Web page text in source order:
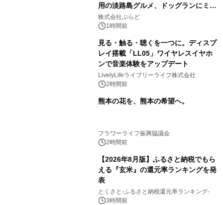
用の淡路島グルメ、ドッグランにミニ
プール グランピングとトレーラーハウ
スの2施設で
株式会社ぷらど
1時間前
見る・触る・聴くを一つに。ディスプ
レイ搭載「LL05」ワイヤレスイヤホ
ンで音楽体験をアップデート
LivelyLifeライブリーライフ株式会社
2時間前
熊本の花を、熊本の希望へ。
フラワーライフ振興協議会
2時間前
【2026年8月版】ふるさと納税でもら
える『玄米』の還元率ランキングを発
表
とくさと-ふるさと納税還元率ランキング-
3時間前